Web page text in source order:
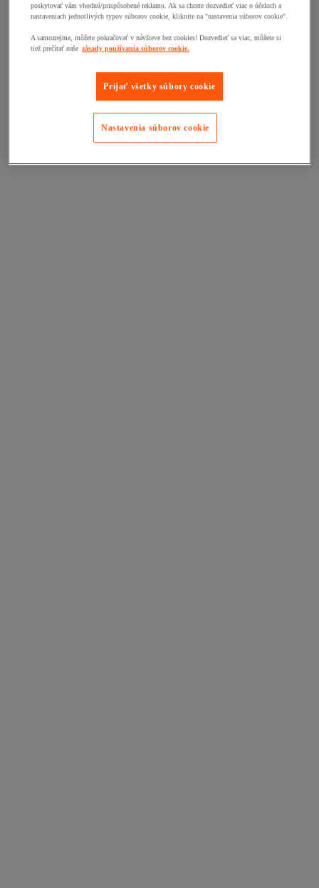
poskytovať vám vhodnú/prispôsobené reklamu. Ak sa chcete dozvedieť viac o účeloch a
nastaveniach jednotlivých typov súborov cookie, kliknite na "nastavenia súborov cookie".
A samozrejme, môžete pokračovať v návšteve bez cookies! Dozvedieť sa viac, môžete si
tiež prečítať naše zásady používania súborov cookie.
Prijať všetky súbory cookie
Nastavenia súborov cookie